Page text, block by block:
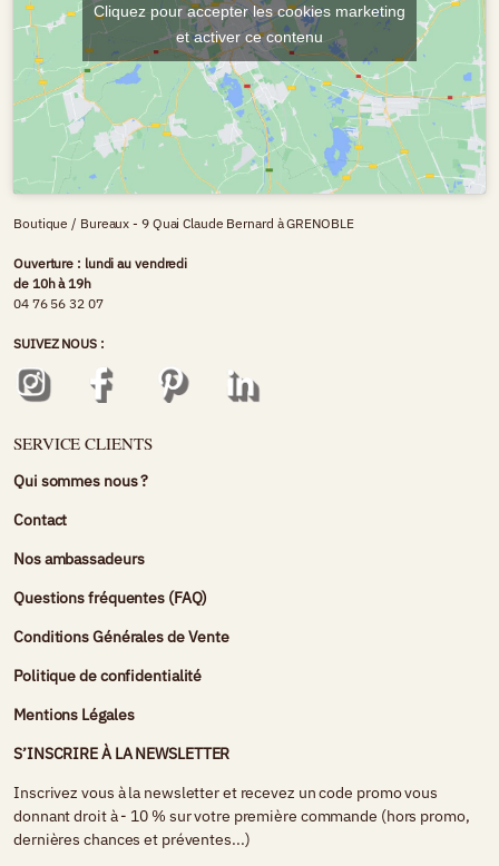
Cliquez pour accepter les cookies marketing
et activer ce contenu
Boutique / Bureaux - 9 Quai Claude Bernard à GRENOBLE
Ouverture : lundi au vendredi
de 10h à 19h
04 76 56 32 07
SUIVEZ NOUS :
SERVICE CLIENTS
Qui sommes nous ?
Contact
Nos ambassadeurs
Questions fréquentes (FAQ)
Conditions Générales de Vente
Politique de confidentialité
Mentions Légales
S’INSCRIRE À LA NEWSLETTER
Inscrivez vous à la newsletter et recevez un code promo vous
donnant droit à - 10 % sur votre première commande (hors promo,
dernières chances et préventes...)